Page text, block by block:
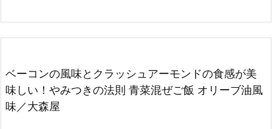
ベーコンの風味とクラッシュアーモンドの食感が美
味しい！やみつきの法則 青菜混ぜご飯 オリーブ油風
味／大森屋